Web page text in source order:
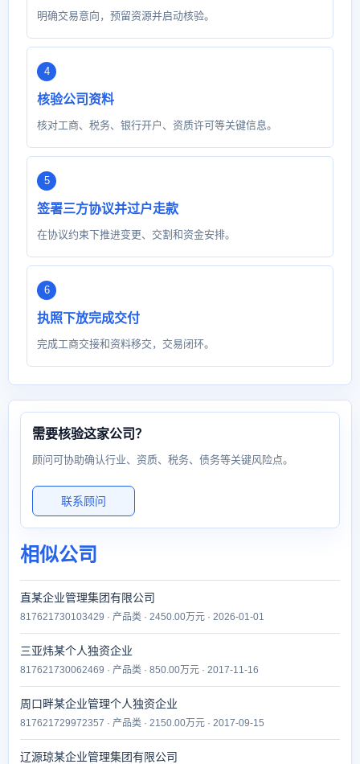
明确交易意向，预留资源并启动核验。
核验公司资料
核对工商、税务、银行开户、资质许可等关键信息。
签署三方协议并过户走款
在协议约束下推进变更、交割和资金安排。
执照下放完成交付
完成工商交接和资料移交，交易闭环。
需要核验这家公司？
顾问可协助确认行业、资质、税务、债务等关键风险点。
联系顾问
相似公司
直某企业管理集团有限公司
817621730103429 · 产品类 · 2450.00万元 · 2026-01-01
三亚炜某个人独资企业
817621730062469 · 产品类 · 850.00万元 · 2017-11-16
周口畔某企业管理个人独资企业
817621729972357 · 产品类 · 2150.00万元 · 2017-09-15
辽源琼某企业管理集团有限公司